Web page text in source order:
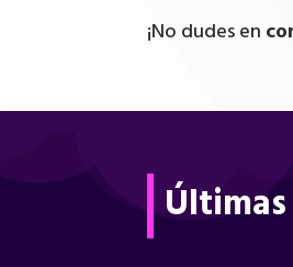
¡No dudes en